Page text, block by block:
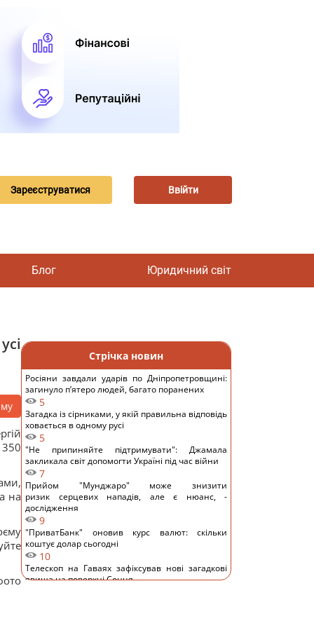
Зареєструватися Ввійти
Блог Юридичний світ
на
Стрічка новин
Росіяни завдали ударів по Дніпропетровщині:
загинуло пʼятеро людей, багато поранених
5
Загадка із сірниками, у якій правильна відповідь
ховається в одному русі
5
"Не припиняйте підтримувати": Джамала
закликала світ допомогти Україні під час війни
7
Прийом "Мунджаро" може знизити
ризик серцевих нападів, але є нюанс, -
дослідження
9
"ПриватБанк" оновив курс валют: скільки
коштує долар сьогодні
10
Телескоп на Гаваях зафіксував нові загадкові
явища на поверхні Сонця